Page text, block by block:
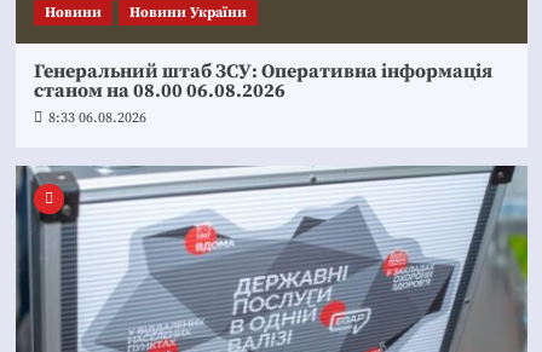
Новини Новини України
Генеральний штаб ЗСУ: Оперативна інформація
станом на 08.00 06.08.2026
8:33 06.08.2026